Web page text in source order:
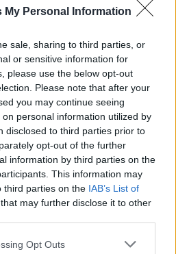
My Personal Information
sale, sharing to third parties, or
or sensitive information for
please use the below opt-out
Please note that after your
you may continue seeing
personal information utilized by
disclosed to third parties prior to
opt-out of the further
information by third parties on the
This information may
third parties on the IAB’s List of
that may further disclose it to other
Opt Outs
reCAPTCHA and the Google